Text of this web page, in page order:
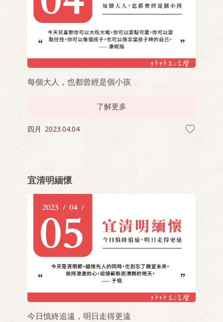
每個大人，也都曾經是個小孩
了解更多
四月 2023.04.04
宜清明緬懷
今日慎終追遠，明日走得更遠